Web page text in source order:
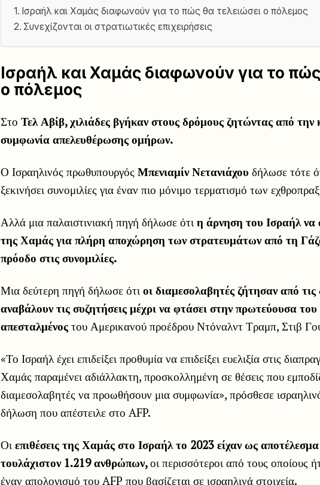
Ισραήλ και Χαμάς διαφωνούν για το πώς θα τελειώσει ο πόλεμος
Συνεχίζονται οι στρατιωτικές επιχειρήσεις
Ισραήλ και Χαμάς διαφωνούν για το
ο πόλεμος
Στο Τελ Αβίβ, χιλιάδες βγήκαν στους δρόμους ζητώντας από την
συμφωνία απελευθέρωσης ομήρων.
Ο Ισραηλινός πρωθυπουργός Μπενιαμίν Νετανιάχου δήλωσε τότε
ξεκινήσει συνομιλίες για έναν πιο μόνιμο τερματισμό των
Αλλά μια παλαιστινιακή πηγή δήλωσε ότι η άρνηση του Ισραήλ να
της Χαμάς για πλήρη αποχώρηση των στρατευμάτων από τη
πρόοδο στις συνομιλίες.
Μια δεύτερη πηγή δήλωσε ότι οι διαμεσολαβητές ζήτησαν από
αναβάλουν τις συζητήσεις μέχρι να φτάσει στην πρωτεύουσα
απεσταλμένος του Αμερικανού προέδρου Ντόναλντ Τραμπ, Στιβ
«Το Ισραήλ έχει επιδείξει προθυμία να επιδείξει ευελιξία στις
Χαμάς παραμένει αδιάλλακτη, προσκολλημένη σε θέσεις που
διαμεσολαβητές να προωθήσουν μια συμφωνία», πρόσθεσε
δήλωση που απέστειλε στο AFP.
Οι επιθέσεις της Χαμάς στο Ισραήλ το 2023 είχαν ως
τουλάχιστον 1.219 ανθρώπων,οι περισσότεροι από τους οποίους
έναν απολογισμό του AFP που βασίζεται σε ισραηλινά στοιχεία.